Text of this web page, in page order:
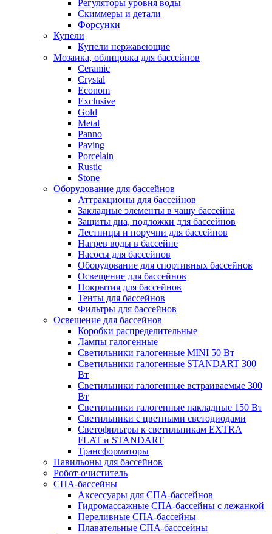
Регуляторы уровня воды
Скиммеры и детали
Форсунки
Купели
Купели нержавеющие
Мозаика, облицовка для бассейнов
Ceramic
Crystal
Econom
Exclusive
Gold
Metal
Panno
Paving
Porcelain
Rustic
Stone
Оборудование для бассейнов
Аттракционы для бассейнов
Закладные элементы в чашу бассейна
Защиты дна, подложки для бассейнов
Лестницы и поручни для бассейнов
Нагрев воды в бассейне
Насосы для бассейнов
Оборудование для спортивных бассейнов
Освещение для бассейнов
Покрытия для бассейнов
Тенты для бассейнов
Фильтры для бассейнов
Освещение для бассейнов
Коробки распределительные
Лампы галогенные
Светильники галогенные MINI 50 Вт
Светильники галогенные STANDART 300
Вт
Светильники галогенные встраиваемые 300
Вт
Светильники галогенные накладные 150 Вт
Светильники с цветными светодиодами
Светофильтры к светильникам EXTRA
FLAT и STANDART
Трансформаторы
Павильоны для бассейнов
Робот-очиститель
СПА-бассейны
Аксессуары для СПА-бассейнов
Гидромассажные СПА-бассейны с лежанкой
Переливные СПА-бассейны
Плавательные СПА-басссейны